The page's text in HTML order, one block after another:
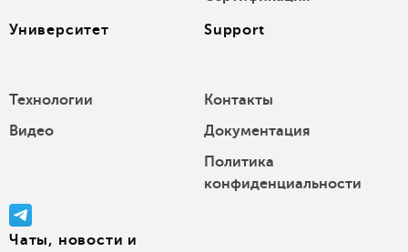
Университет
Технологии
Видео
Support
Контакты
Документация
Политика
конфиденциальности
Чаты, новости и